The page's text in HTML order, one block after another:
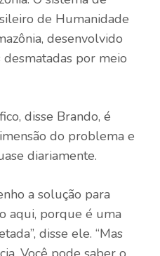
de Humanidade
desenvolvido
por meio
disse Brando, é
do problema e
diariamente.
a solução para
aqui, porque é uma
disse ele. “Mas